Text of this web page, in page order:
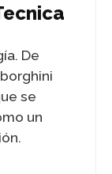
De
se
un